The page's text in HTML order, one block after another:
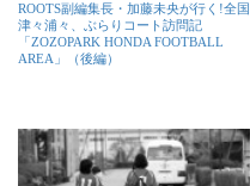
ROOTS副編集長・加藤未央が行く!全国
津々浦々、ぶらりコート訪問記
「ZOZOPARK HONDA FOOTBALL
AREA」（後編）